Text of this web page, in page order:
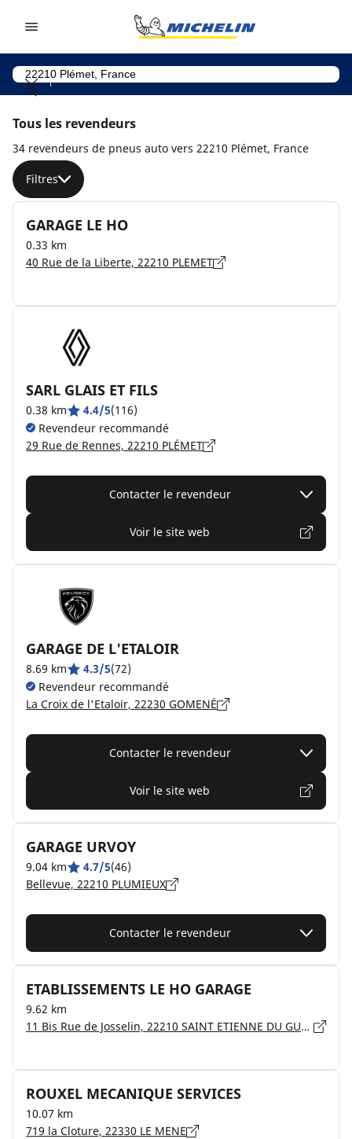
Tous les revendeurs
34 revendeurs de pneus auto vers 22210 Plémet, France
Filtres
GARAGE LE HO
0.33 km
40 Rue de la Liberte, 22210 PLEMET
SARL GLAIS ET FILS
0.38 km 4.4/5(116)
Revendeur recommandé
29 Rue de Rennes, 22210 PLÉMET
Contacter le revendeur
Voir le site web
GARAGE DE L'ETALOIR
8.69 km 4.3/5(72)
Revendeur recommandé
La Croix de l'Etaloir, 22230 GOMENÉ
Contacter le revendeur
Voir le site web
GARAGE URVOY
9.04 km 4.7/5(46)
Bellevue, 22210 PLUMIEUX
Contacter le revendeur
ETABLISSEMENTS LE HO GARAGE
9.62 km
11 Bis Rue de Josselin, 22210 SAINT ETIENNE DU GUE DE L'ISLE
ROUXEL MECANIQUE SERVICES
10.07 km
719 la Cloture, 22330 LE MENE